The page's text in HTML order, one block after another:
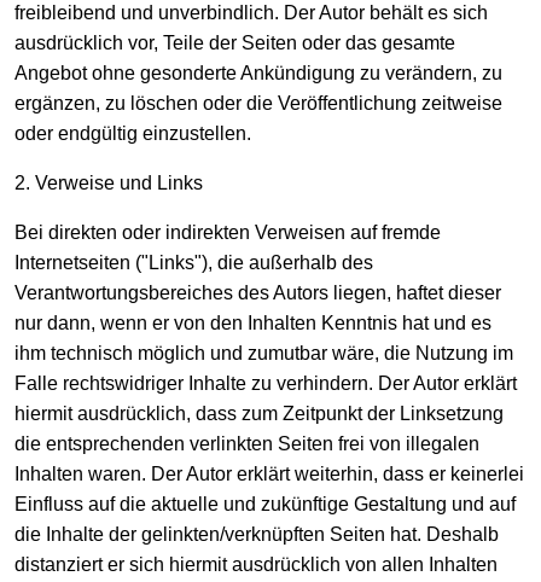
freibleibend und unverbindlich. Der Autor behält es sich
ausdrücklich vor, Teile der Seiten oder das gesamte
Angebot ohne gesonderte Ankündigung zu verändern, zu
ergänzen, zu löschen oder die Veröffentlichung zeitweise
oder endgültig einzustellen.
2. Verweise und Links
Bei direkten oder indirekten Verweisen auf fremde
Internetseiten ("Links"), die außerhalb des
Verantwortungsbereiches des Autors liegen, haftet dieser
nur dann, wenn er von den Inhalten Kenntnis hat und es
ihm technisch möglich und zumutbar wäre, die Nutzung im
Falle rechtswidriger Inhalte zu verhindern. Der Autor erklärt
hiermit ausdrücklich, dass zum Zeitpunkt der Linksetzung
die entsprechenden verlinkten Seiten frei von illegalen
Inhalten waren. Der Autor erklärt weiterhin, dass er keinerlei
Einfluss auf die aktuelle und zukünftige Gestaltung und auf
die Inhalte der gelinkten/verknüpften Seiten hat. Deshalb
distanziert er sich hiermit ausdrücklich von allen Inhalten